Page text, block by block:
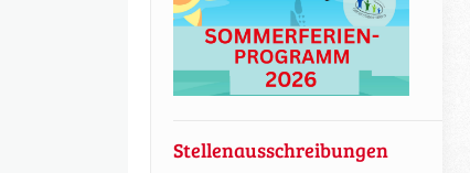
Stellenausschreibungen